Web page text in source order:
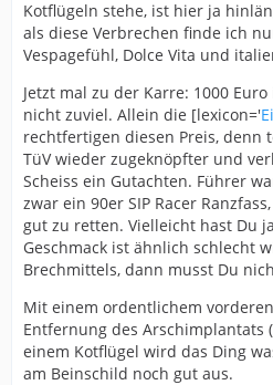
Kotflügeln stehe, ist hier ja
als diese Verbrechen finde ich
Vespagefühl, Dolce Vita und
Jetzt mal zu der Karre: 1000
nicht zuviel. Allein die [lexicon='
rechtfertigen diesen Preis, denn
TüV wieder zugeknöpfter und
Scheiss ein Gutachten. Führer
zwar ein 90er SIP Racer
gut zu retten. Vielleicht hast Du
Geschmack ist ähnlich schlecht
Brechmittels, dann musst Du
Mit einem ordentlichem
Entfernung des Arschimplantats
einem Kotflügel wird das Ding
am Beinschild noch gut aus.